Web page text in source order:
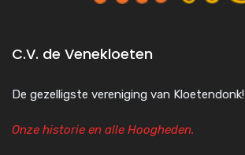
C.V. de Venekloeten
De gezelligste vereniging van Kloetendonk!
Onze historie en alle Hoogheden.